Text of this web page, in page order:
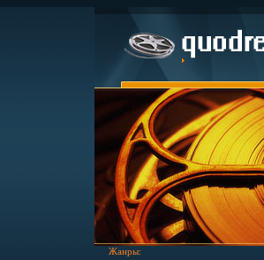
Жанры: